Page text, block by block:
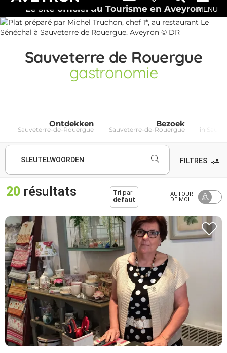
Le site officiel du Tourisme en AveyronMENU
Sauveterre de Rouergue
gastronomie
Ontdekken
Sauveterre-de-Rouergue
Bezoek
Sauveterre-de-Rouergue in
SLEUTELWOORDEN FILTRES
20 résultats
Tri par
defaut
AUTOUR
DE MOI